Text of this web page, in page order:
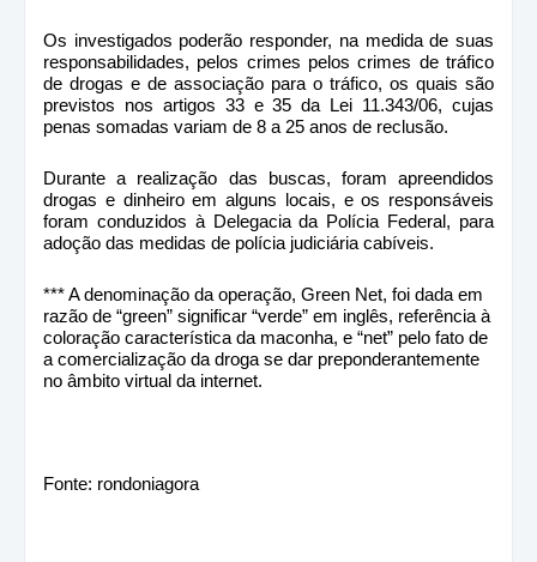
Os investigados poderão responder, na medida de suas
responsabilidades, pelos crimes pelos crimes de tráfico
de drogas e de associação para o tráfico, os quais são
previstos nos artigos 33 e 35 da Lei 11.343/06, cujas
penas somadas variam de 8 a 25 anos de reclusão.
Durante a realização das buscas, foram apreendidos
drogas e dinheiro em alguns locais, e os responsáveis
foram conduzidos à Delegacia da Polícia Federal, para
adoção das medidas de polícia judiciária cabíveis.
*** A denominação da operação, Green Net, foi dada em
razão de “green” significar “verde” em inglês, referência à
coloração característica da maconha, e “net” pelo fato de
a comercialização da droga se dar preponderantemente
no âmbito virtual da internet.
Fonte: rondoniagora